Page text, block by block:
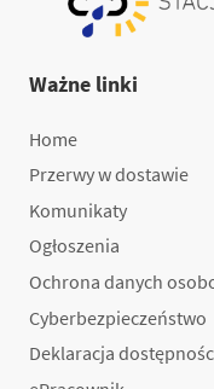
Ważne linki
Home
Przerwy w dostawie
Komunikaty
Ogłoszenia
Ochrona danych
Cyberbezpieczeństwo
Deklaracja